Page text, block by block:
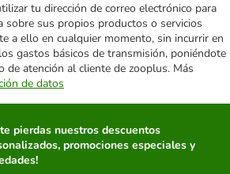
tu dirección de correo electrónico para
sobre sus propios productos o servicios
a ello en cualquier momento, sin incurrir en
gastos básicos de transmisión, poniéndote
de atención al cliente de zooplus. Más
de datos
te pierdas nuestros descuentos
promociones especiales y